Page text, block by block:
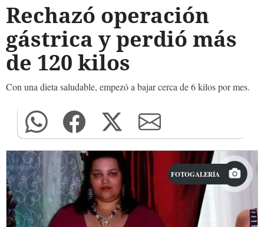
Rechazó operación
gástrica y perdió más
de 120 kilos
Con una dieta saludable, empezó a bajar cerca de 6 kilos por mes.
FOTOGALERÍA